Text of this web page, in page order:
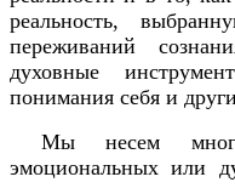
реальность,
переживаний
духовные
понимания себя и
Мы несем
эмоциональных или